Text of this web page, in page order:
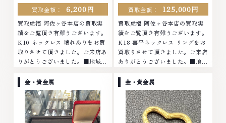
買取金額：
6,200円
買取虎福 阿佐ヶ谷本店の買取実
績をご覧頂き有難うございます。
K10 ネックレス 壊れありをお買
取りさせて頂きました。ご来店あ
りがとうございました。■地域買
モンド ブランド品 ブランド衣類
お酒買取りのことなら、お任せく
ださいなかでも金・プラチナ等の
アクセサリー・貴金属・宝石・ダ
イヤモンド・ジュエリーや ブラ
買取金額：
125,000円
買取虎福 阿佐ヶ谷本店の買取実
績をご覧頂き有難うございます。
K18 喜平ネックレス リングをお
買取りさせて頂きました。ご来店
ありがとうございました。■地域
ヤモンド ブランド品 ブランド衣
類 お酒買取りのことなら、お任
せくださいなかでも金・プラチナ
等のアクセサリー・貴金属・宝
石・ダイヤモンド・ジュエリーや
金・貴金属 金・貴金属